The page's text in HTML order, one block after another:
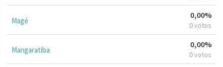
Magé
0,00%
0 votos
Mangaratiba
0,00%
0 votos